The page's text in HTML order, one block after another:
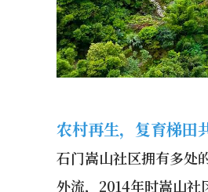
农村再生，复育梯田
石门嵩山社区拥有多处
外流，2014年时嵩山社